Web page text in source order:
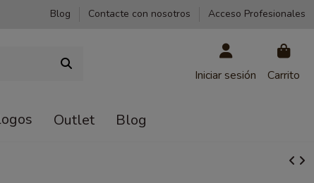
Blog Contacte con nosotros Acceso Profesionales
Iniciar sesión Carrito
Outlet Blog